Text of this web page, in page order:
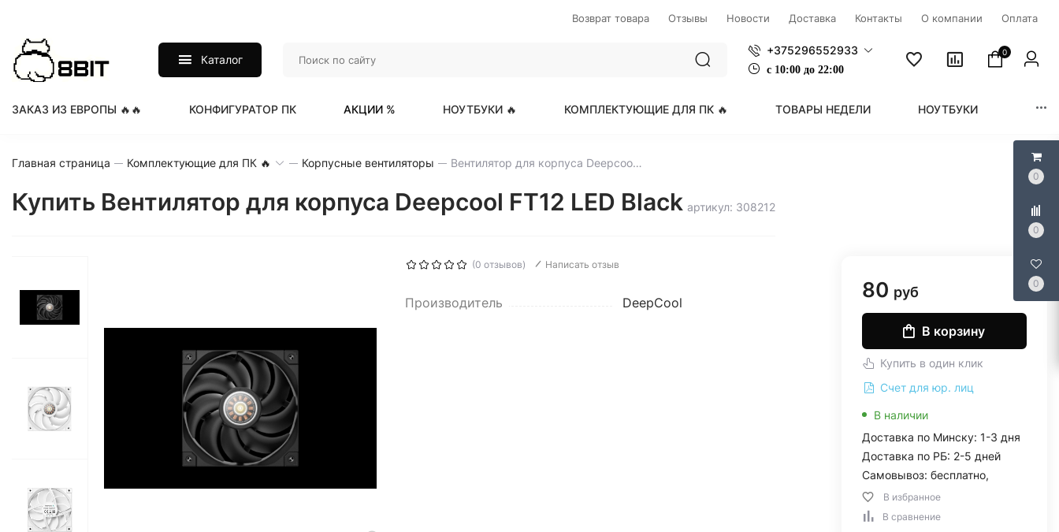
0
0
0
Возврат товара Отзывы Новости Доставка Контакты О компании Оплата
Каталог
+375296552933
с 1 0:00 до 22:00
0
ЗАКАЗ ИЗ ЕВРОПЫ 🔥🔥 КОНФИГУРАТОР ПК АКЦИИ % НОУТБУКИ 🔥 КОМПЛЕКТУЮЩИЕ ДЛЯ ПК 🔥 ТОВАРЫ НЕДЕЛИ НОУТБУКИ
Главная страница Комплектующие для ПК 🔥 Корпусные вентиляторы Вентилятор для корпуса Deepcool FT12 LED Black
Купить Вентилятор для корпуса Deepcool FT12 LED Black артикул: 308212
(0 отзывов) Написать отзыв
Производитель DeepCool
80 руб
В корзину
Купить в один клик
Счет для юр. лиц
В наличии
Доставка по Минску: 1-3 дня
Доставка по РБ: 2-5 дней
Самовывоз: бесплатно,
В избранное
В сравнение